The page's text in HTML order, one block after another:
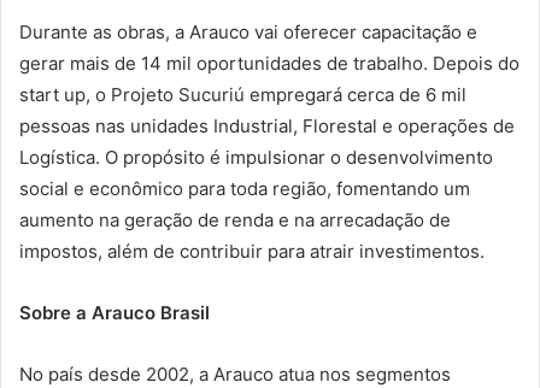
Durante as obras, a Arauco vai oferecer capacitação e
gerar mais de 14 mil oportunidades de trabalho. Depois do
start up, o Projeto Sucuriú empregará cerca de 6 mil
pessoas nas unidades Industrial, Florestal e operações de
Logística. O propósito é impulsionar o desenvolvimento
social e econômico para toda região, fomentando um
aumento na geração de renda e na arrecadação de
impostos, além de contribuir para atrair investimentos.
Sobre a Arauco Brasil
No país desde 2002, a Arauco atua nos segmentos